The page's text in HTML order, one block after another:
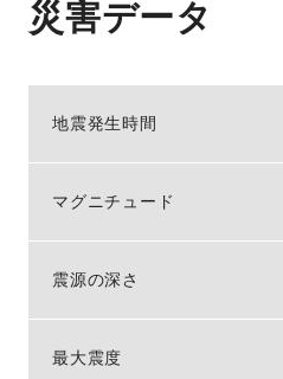
災害データ
地震発生時間
マグニチュード
震源の深さ
最大震度